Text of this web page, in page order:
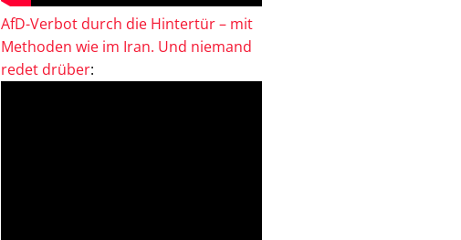
AfD-Verbot durch die Hintertür – mit
Methoden wie im Iran. Und niemand
redet drüber: